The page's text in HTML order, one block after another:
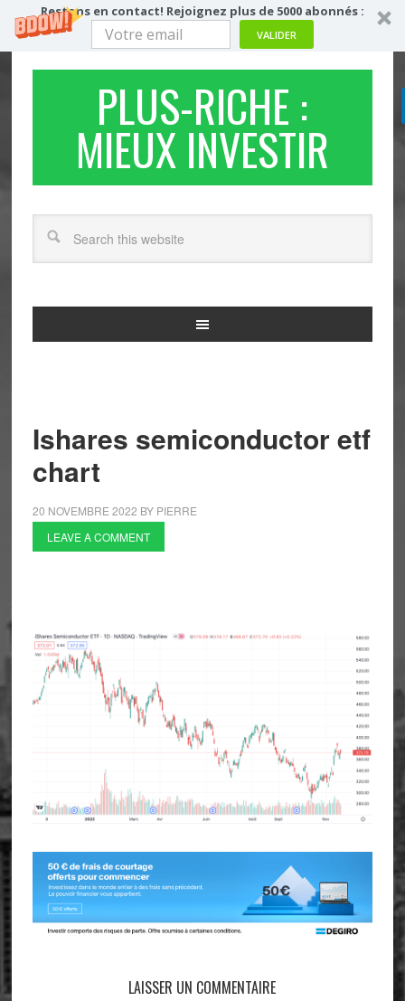
Restons en contact! Rejoignez plus de 5000 abonnés :
VALIDER
PLUS-RICHE :
MIEUX INVESTIR
Ishares semiconductor etf
chart
20 NOVEMBRE 2022 BY PIERRE
LEAVE A COMMENT
LAISSER UN COMMENTAIRE